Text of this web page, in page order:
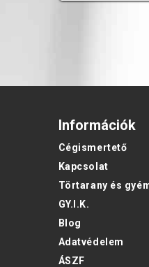
Információk
Cégismertető
Kapcsolat
Törtarany és
GY.I.K.
Blog
Adatvédelem
ÁSZF